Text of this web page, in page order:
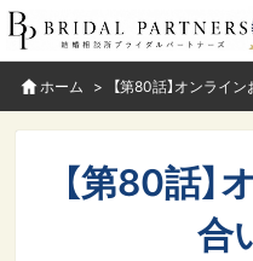
ホーム 【第80話】オンライ
【第80話
合